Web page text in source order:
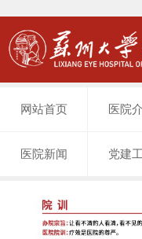
网站首页 医院
医院新闻 党建